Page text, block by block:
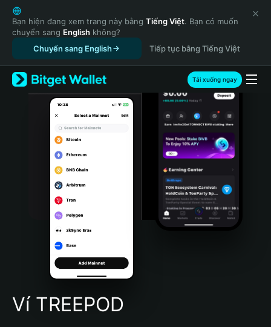
English
日本語
Tiếng Việt
Русский
Español (Latinoamérica)
Türkçe
Italiano
Português (Portugal)
Bahasa Indonesia
Português (Brasil)
Español (Argentina)
Bạn hiện đang xem trang này bằng Tiếng Việt. Bạn có muốn
chuyển sang English không?
Chuyển sang English
Tiếp tục bằng Tiếng Việt
Tải xuống ngay
Ví TREEPOD